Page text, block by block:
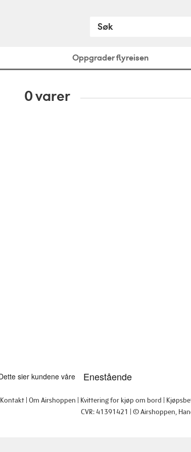
Oppgrader flyreisen
0varer
Kontakt Om Airshoppen Kvittering for kjøp om bord
CVR: 41391421
© Airshoppen ,